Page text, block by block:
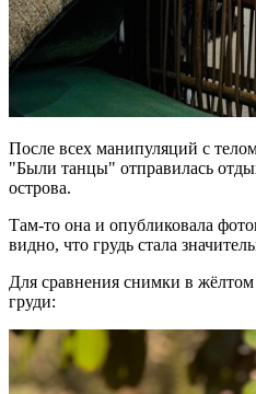
После всех манипуляций с
"Были танцы" отправилась
острова.
Там-то она и опубликовала
видно, что грудь стала
Для сравнения снимки в
груди: